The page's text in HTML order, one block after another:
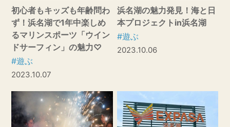
初心者もキッズも年齢問わ
ず！浜名湖で1年中楽しめ
るマリンスポーツ「ウイン
ドサーフィン」の魅力♡
#遊ぶ
2023.10.07
浜名湖の魅力発見！海と日
本プロジェクトin浜名湖
#遊ぶ
2023.10.06